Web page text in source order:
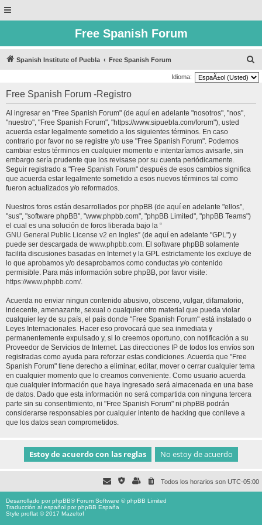
Free Spanish Forum
Spanish Institute of Puebla Free Spanish Forum
u
Idioma:
Free Spanish Forum -Registro
Al ingresar en "Free Spanish Forum" (de aquí en adelante "nosotros", "nos",
"nuestro", "Free Spanish Forum", "https://www.sipuebla.com/forum"), usted
acuerda estar legalmente sometido a los siguientes términos. En caso
contrario por favor no se registre y/o use "Free Spanish Forum". Podemos
cambiar estos términos en cualquier momento e intentaríamos avisarle, sin
embargo sería prudente que los revisase por su cuenta periódicamente.
Seguir registrado a "Free Spanish Forum" después de esos cambios significa
que acuerda estar legalmente sometido a esos nuevos términos tal como
fueron actualizados y/o reformados.
Nuestros foros están desarrollados por phpBB (de aquí en adelante "ellos",
"sus", "software phpBB", "www.phpbb.com", "phpBB Limited", "phpBB Teams")
el cual es una solución de foros liberada bajo la “
GNU General Public License v2 en Ingles” (de aquí en adelante "GPL") y
puede ser descargada de www.phpbb.com. El software phpBB solamente
facilita discusiones basadas en Internet y la GPL estrictamente los excluye de
lo que aprobamos y/o desaprobamos como conductas y/o contenido
permisible. Para más información sobre phpBB, por favor visite:
https://www.phpbb.com/.
Acuerda no enviar ningun contenido abusivo, obsceno, vulgar, difamatorio,
indecente, amenazante, sexual o cualquier otro material que pueda violar
cualquier ley de su país, el país donde "Free Spanish Forum" está instalado o
Leyes Internacionales. Hacer eso provocará que sea inmediata y
permanentemente expulsado y, si lo creemos oportuno, con notificación a su
Proveedor de Servicios de Internet. Las direcciones IP de todos los envíos son
registradas como ayuda para reforzar estas condiciones. Acuerda que "Free
Spanish Forum" tiene derecho a eliminar, editar, mover o cerrar cualquier tema
en cualquier momento que lo creamos conveniente. Como usuario acuerda
que cualquier información que haya ingresado será almacenada en una base
de datos. Dado que esta información no será compartida con ninguna tercera
parte sin su consentimiento, ni "Free Spanish Forum" ni phpBB podrán
considerarse responsables por cualquier intento de hacking que conlleve a
que los datos sean comprometidos.
Todos los horarios son UTC-05:00
Desarrollado porphpBB® Forum Software © phpBB Limited
Traducción al español porphpBB España
Style proflat © 2017 Mazeltof